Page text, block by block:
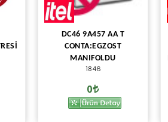
DC46 9A457 AA T
CONTA:EGZOST
MANIFOLDU
1846
0